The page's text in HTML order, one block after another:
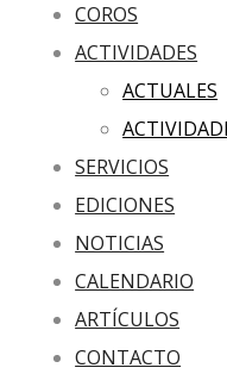
COROS
ACTIVIDADES
ACTUALES
SERVICIOS
EDICIONES
NOTICIAS
CALENDARIO
ARTÍCULOS
CONTACTO